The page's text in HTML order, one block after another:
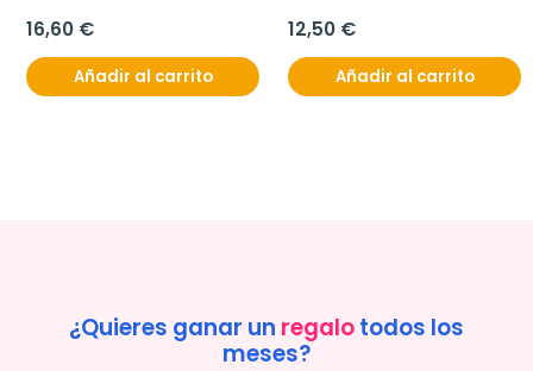
16,60 €
Añadir al carrito
12,50 €
Añadir al carrito
¿Quieres ganar un regalotodos los
meses?